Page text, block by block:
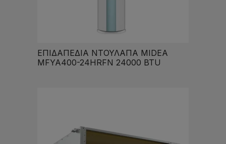
ΕΠΙΔΑΠΕΔΙΑ ΝΤΟΥΛΑΠΑ MIDEA
MFYA400-24HRFN 24000 BTU